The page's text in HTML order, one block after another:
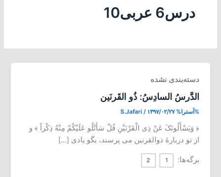
درس6 عربی10
دسته‌بندی نشده
الدَّرسُ السادِسُ: ذُو القَرنَین
%آسترا% S.Jafari / ۱۳۹۷/۰۲/۲۷
﴿ وَیَسْأَلُونَکَ عَنْ ذِی الْقَرْنَیْنِ قُلْ سَأَتْلُو عَلَیْکُمْ مِنْهُ ذِکْراً ﴾ و
از تو دربارۀ ذوالقرنین می پرسند، بگو یادی […]
برگه‌ها: 1
2